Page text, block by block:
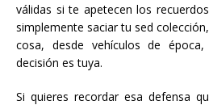
válidas si te apetecen los
simplemente saciar tu sed
cosa, desde vehículos de
decisión es tuya.
Si quieres recordar esa defensa